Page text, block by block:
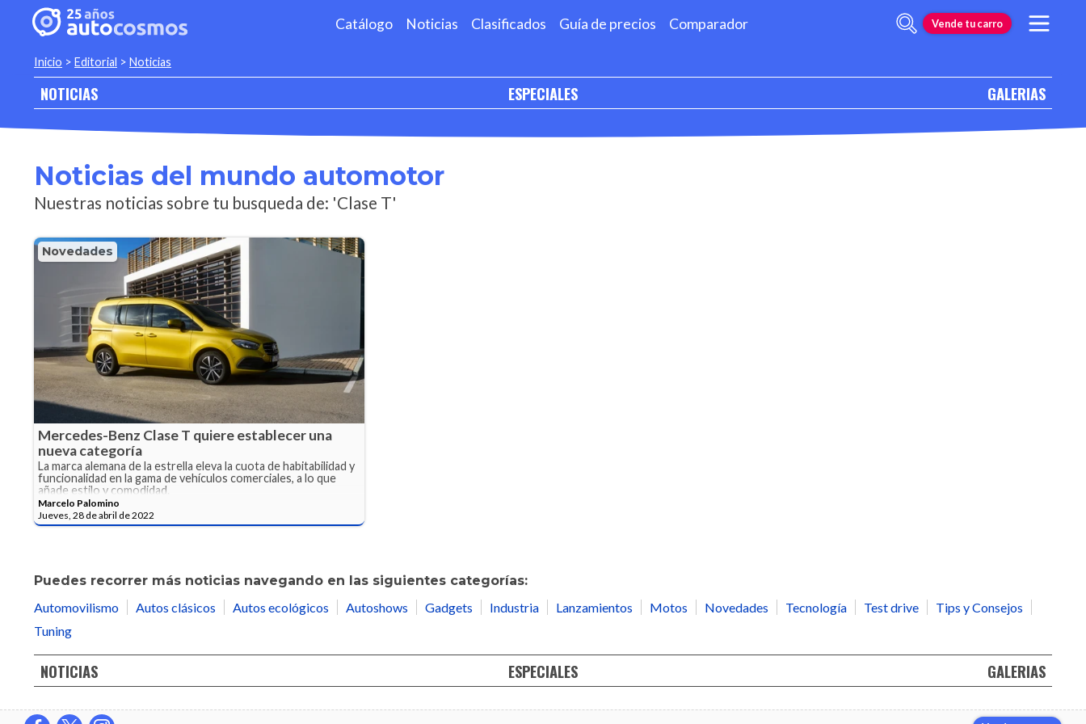
Catálogo Noticias Clasificados Guía de precios Comparador Vende tu carro
Inicio > Editorial > Noticias
NOTICIAS ESPECIALES GALERIAS
Noticias del mundo automotor
Nuestras noticias sobre tu busqueda de: 'Clase T'
Novedades
Mercedes-Benz Clase T quiere establecer una
nueva categoría
La marca alemana de la estrella eleva la cuota de habitabilidad y
funcionalidad en la gama de vehículos comerciales, a lo que
añade estilo y comodidad.
Marcelo Palomino
Jueves, 28 de abril de 2022
Puedes recorrer más noticias navegando en las siguientes categorías:
Automovilismo
Autos clásicos Autos ecológicos Autoshows Gadgets Industria Lanzamientos Motos Novedades Tecnología Test drive
Tips y Consejos
Tuning
NOTICIAS ESPECIALES GALERIAS